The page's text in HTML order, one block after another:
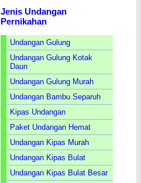
Jenis Undangan
Pernikahan
Undangan Gulung
Undangan Gulung Kotak
Daun
Undangan Gulung Murah
Undangan Bambu Separuh
Kipas Undangan
Paket Undangan Hemat
Undangan Kipas Murah
Undangan Kipas Bulat
Undangan Kipas Bulat Besar